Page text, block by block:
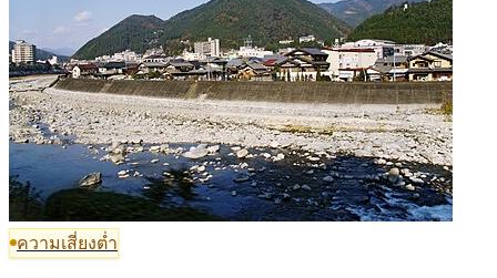
ความเสี่ยงต่ำ